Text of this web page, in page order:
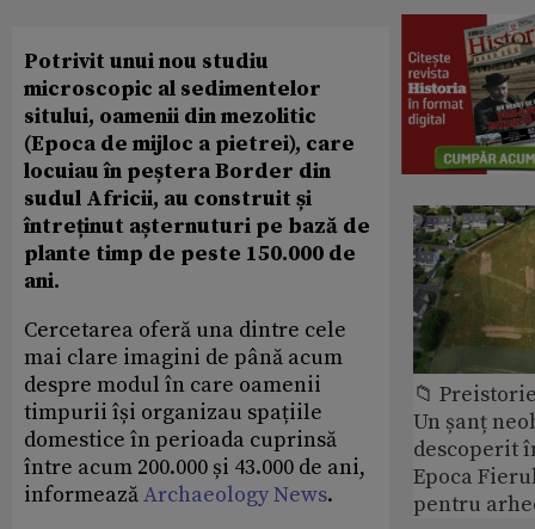
Potrivit unui nou studiu
microscopic al sedimentelor
sitului, oamenii din mezolitic
(Epoca de mijloc a pietrei), care
locuiau în peștera Border din
sudul Africii, au construit și
întreținut așternuturi pe bază de
plante timp de peste 150.000 de
ani.
Cercetarea oferă una dintre cele
mai clare imagini de până acum
despre modul în care oamenii
timpurii își organizau spațiile
domestice în perioada cuprinsă
între acum 200.000 și 43.000 de ani,
informeazăArchaeology News.
📁
Un șanț
descoperit
Epoca
pentru